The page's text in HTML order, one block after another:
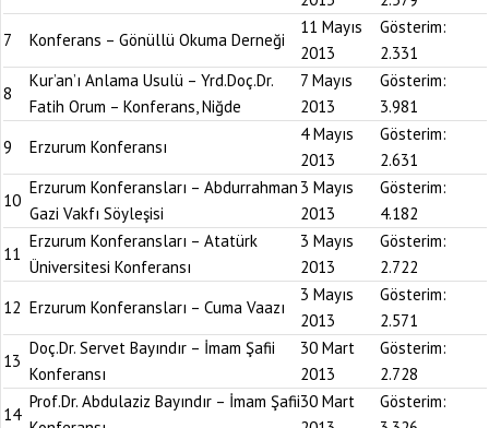
7
Konferans – Gönüllü Okuma Derneği
11 Mayıs
2013
Gösterim:
2.331
8
Kur’an’ı Anlama Usulü – Yrd.Doç.Dr.
Fatih Orum – Konferans, Niğde
7 Mayıs
2013
Gösterim:
3.981
9
Erzurum Konferansı
4 Mayıs
2013
Gösterim:
2.631
10
Erzurum Konferansları – Abdurrahman
Gazi Vakfı Söyleşisi
3 Mayıs
2013
Gösterim:
4.182
11
Erzurum Konferansları – Atatürk
Üniversitesi Konferansı
3 Mayıs
2013
Gösterim:
2.722
12 Erzurum Konferansları – Cuma Vaazı
3 Mayıs
2013
Gösterim:
2.571
13
Doç.Dr. Servet Bayındır – İmam Şafii
Konferansı
30 Mart
2013
Gösterim:
2.728
14
Prof.Dr. Abdulaziz Bayındır – İmam Şafii30 Mart
Gösterim: